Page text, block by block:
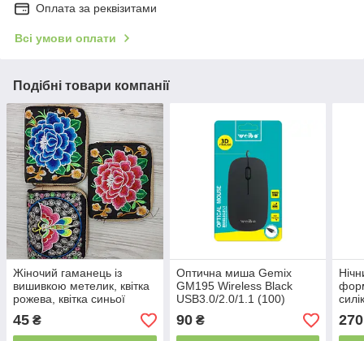
Оплата за реквізитами
Всі умови оплати
Подібні товари компанії
Жіночий гаманець із
вишивкою метелик, квітка
рожева, квітка синьої
45 ₴
Оптична миша Gemix
GM195 Wireless Black
USB3.0/2.0/1.1 (100)
90₴
Led
270